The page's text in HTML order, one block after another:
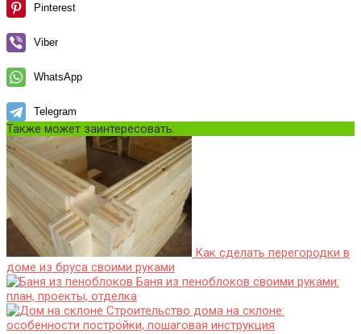
Pinterest
Viber
WhatsApp
Telegram
Также может заинтересовать:
Как сделать перегородки в
доме из бруса своими руками
Баня из пеноблоков своими руками:
план, проекты, отделка
Строительство дома на склоне:
особенности постройки, пошаговая инструкция